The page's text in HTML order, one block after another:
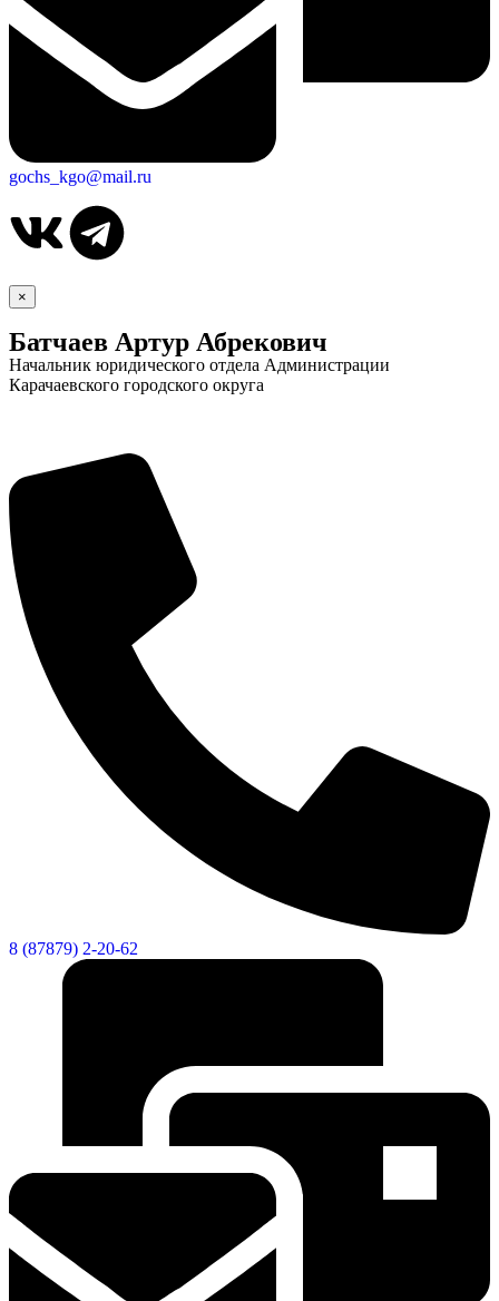
gochs_kgo@mail.ru
×
Батчаев Артур Абрекович
Начальник юридического отдела Администрации
Карачаевского городского округа
8 (87879) 2-20-62